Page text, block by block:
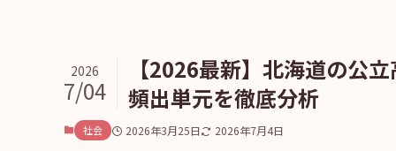
【2026最新】北海道の公
頻出単元を徹底分析
2026
7/04
社会 2026年3月25日 2026年7月4日